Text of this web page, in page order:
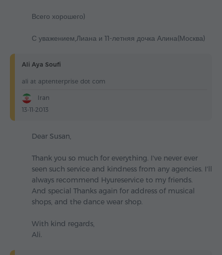
Всего хорошего)
С уважением,Лиана и 11-летняя дочка Алина(Москва)
Ali Aya Soufi
ali at aptenterprise dot com
Iran
13-11-2013
Dear Susan,
Thank you so much for everything. I've never ever
seen such service and kindness from any agencies. I'll
always recommend Hyureservice to my friends.
And special Thanks again for address of musical
shops, and the dance wear shop.
With kind regards,
Ali.